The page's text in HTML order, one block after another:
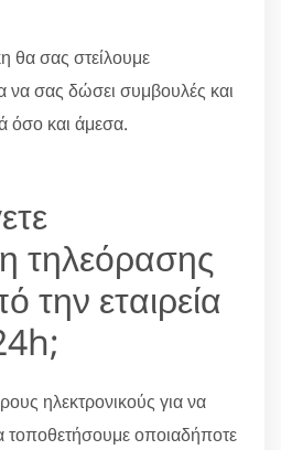
θα σας στείλουμε
να σας δώσει συμβουλές και
όσο και άμεσα.
τηλεόρασης
την εταιρεία
ηλεκτρονικούς για να
τοποθετήσουμε οποιαδήποτε